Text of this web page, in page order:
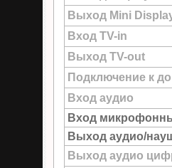
Выход Mini
Вход TV-in
Выход TV-out
Подключение к
Вход аудио
Вход
Выход аудио/
Выход аудио